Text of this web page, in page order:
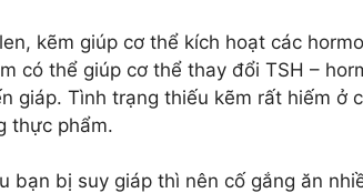
kẽm giúp cơ thể kích hoạt các
có thể giúp cơ thể thay đổi TSH –
giáp. Tình trạng thiếu kẽm rất hiếm ở
thực phẩm.
bạn bị suy giáp thì nên cố gắng ăn